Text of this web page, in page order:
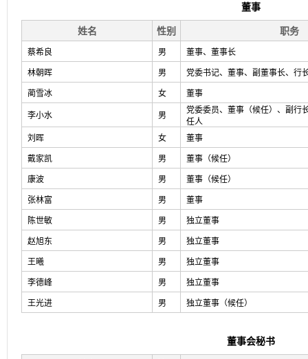
董事
姓名 性别 职务
蔡希良 男 董事、董事长
林朝晖 男 党委书记、董事、副董事长、行
蔺雪冰 女 董事
李小水 男
党委委员、董事（候任）、副行
任人
刘晖
女 董事
戴家凯 男 董事（候任）
康波 男 董事（候任）
张林富 男 董事
陈世敏 男 独立董事
赵旭东 男 独立董事
王曦 男 独立董事
李德峰 男 独立董事
王光进 男 独立董事（候任）
董事会秘书